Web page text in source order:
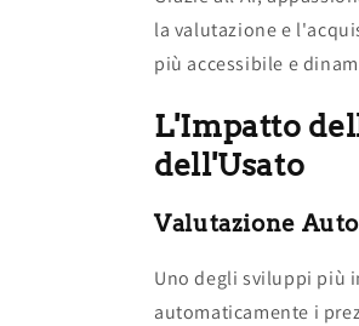
la valutazione e
più accessibile e
L'Impatto
dell'Usato
Valutazione
Uno degli sviluppi più
automaticamente i